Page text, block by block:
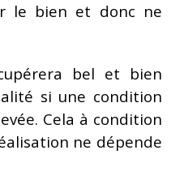
le bien et donc ne
bel et bien
si une condition
Cela à condition
ne dépende